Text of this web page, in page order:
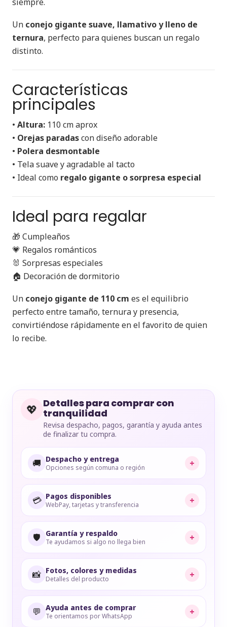
Un conejo gigante suave, llamativo y lleno de
ternura, perfecto para quienes buscan un regalo
distinto.
Características
principales
• Altura: 110 cm aprox
• Orejas paradascon diseño adorable
• Polera desmontable
• Tela suave y agradable al tacto
• Ideal como regalo gigante o sorpresa especial
Ideal para regalar
🎁 Cumpleaños
💗 Regalos románticos
🐰 Sorpresas especiales
🏠 Decoración de dormitorio
Un conejo gigante de 110 cm es el equilibrio
perfecto entre tamaño, ternura y presencia,
convirtiéndose rápidamente en el favorito de quien
lo recibe.
💖 Detalles para comprar con
tranquilidad
Revisa despacho, pagos, garantía y ayuda antes
de finalizar tu compra.
🚚 Despacho y entrega
Opciones según comuna o región +
💳 Pagos disponibles
WebPay, tarjetas y transferencia +
🛡️ Garantía y respaldo
Te ayudamos si algo no llega bien +
📸 Fotos, colores y medidas
Detalles del producto +
💬 Ayuda antes de comprar
Te orientamos por WhatsApp +